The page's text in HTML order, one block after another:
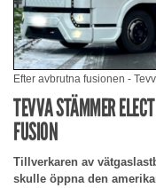
Efter avbrutna fusionen -
TEVVA STÄMMER
FUSION
Tillverkaren av
skulle öppna den